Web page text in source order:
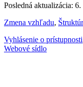
Posledná aktualizácia:
Zmena vzhľadu,
Vyhlásenie o prístupnosti
Webové sídlo